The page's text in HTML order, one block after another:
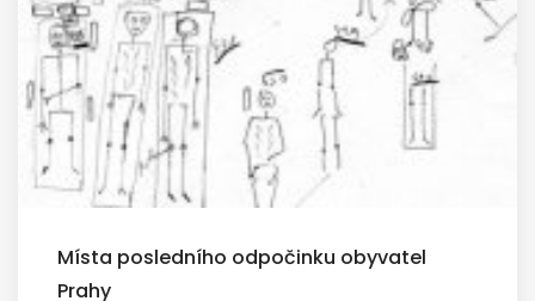
Místa posledního odpočinku obyvatel
Prahy